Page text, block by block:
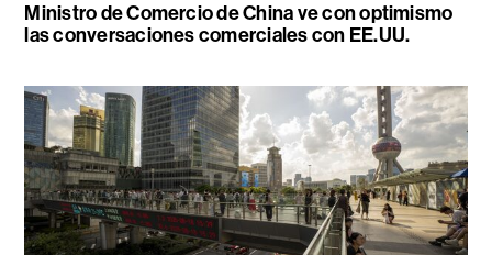
Ministro de Comercio de China ve con optimismo
las conversaciones comerciales con EE.UU.